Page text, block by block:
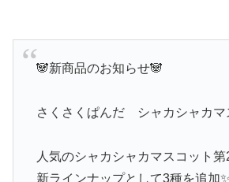
🐼新商品のお知らせ🐼
さくさくぱんだ シャカシャカマ
人気のシャカシャカマスコット第
新ラインナップとして3種を追加✨